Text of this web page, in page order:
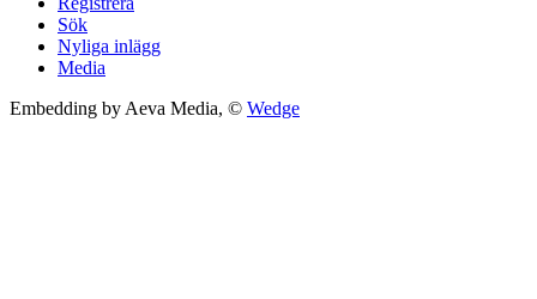
Sök
Nyliga inlägg
Media
Embedding by Aeva Media, © Wedge